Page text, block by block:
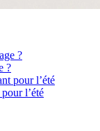
?
l’été